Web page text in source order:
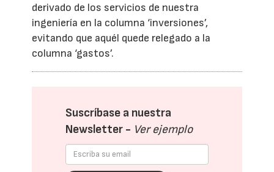
derivado de los servicios de nuestra
ingeniería en la columna ‘inversiones’,
evitando que aquél quede relegado a la
columna ‘gastos’.
Suscríbase a nuestra
Newsletter - Ver ejemplo